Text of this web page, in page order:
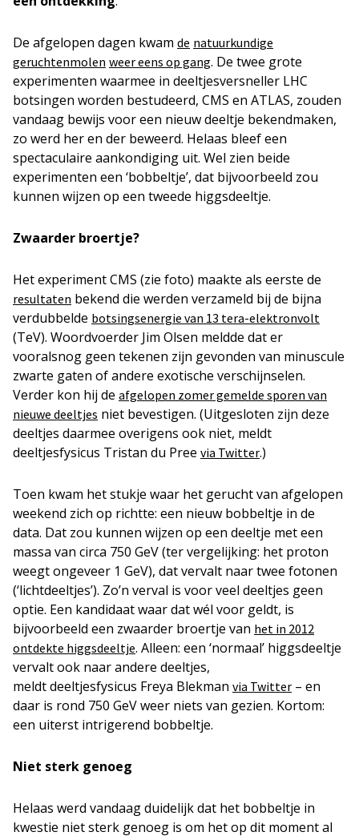
De afgelopen dagen kwam de natuurkundige
geruchtenmolen weer eens op gang. De twee grote
experimenten waarmee in deeltjesversneller LHC
botsingen worden bestudeerd, CMS en ATLAS, zouden
vandaag bewijs voor een nieuw deeltje bekendmaken,
zo werd her en der beweerd. Helaas bleef een
spectaculaire aankondiging uit. Wel zien beide
experimenten een ‘bobbeltje’, dat bijvoorbeeld zou
kunnen wijzen op een tweede higgsdeeltje.
Zwaarder broertje?
Het experiment CMS (zie foto) maakte als eerste de
resultaten bekend die werden verzameld bij de bijna
verdubbelde botsingsenergie van 13 tera-elektronvolt
(TeV). Woordvoerder Jim Olsen meldde dat er
vooralsnog geen tekenen zijn gevonden van minuscule
zwarte gaten of andere exotische verschijnselen.
Verder kon hij de afgelopen zomer gemelde sporen van
nieuwe deeltjes niet bevestigen. (Uitgesloten zijn deze
deeltjes daarmee overigens ook niet, meldt
deeltjesfysicus Tristan du Pree via Twitter.)
Toen kwam het stukje waar het gerucht van afgelopen
weekend zich op richtte: een nieuw bobbeltje in de
data. Dat zou kunnen wijzen op een deeltje met een
massa van circa 750 GeV (ter vergelijking: het proton
weegt ongeveer 1 GeV), dat vervalt naar twee fotonen
(‘lichtdeeltjes’). Zo’n verval is voor veel deeltjes geen
optie. Een kandidaat waar dat wél voor geldt, is
bijvoorbeeld een zwaarder broertje van het in 2012
ontdekte higgsdeeltje. Alleen: een ‘normaal’ higgsdeeltje
vervalt ook naar andere deeltjes,
meldt deeltjesfysicus Freya Blekman via Twitter – en
daar is rond 750 GeV weer niets van gezien. Kortom:
een uiterst intrigerend bobbeltje.
Niet sterk genoeg
Helaas werd vandaag duidelijk dat het bobbeltje in
kwestie niet sterk genoeg is om het op dit moment al